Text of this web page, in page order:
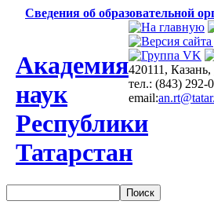
Сведения об образовательной
Академия
наук
Республики
Татарстан
420111,
тел.: (843) 292-
email: